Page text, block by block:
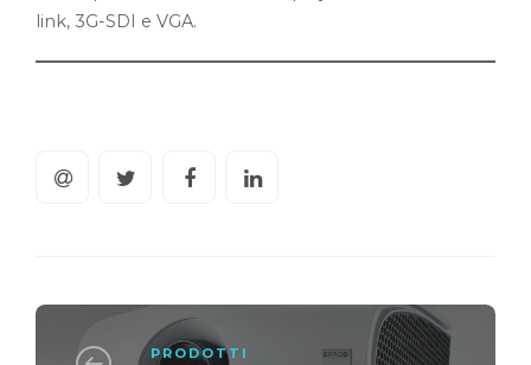
link, 3G-SDI e VGA.
PRODOTTI